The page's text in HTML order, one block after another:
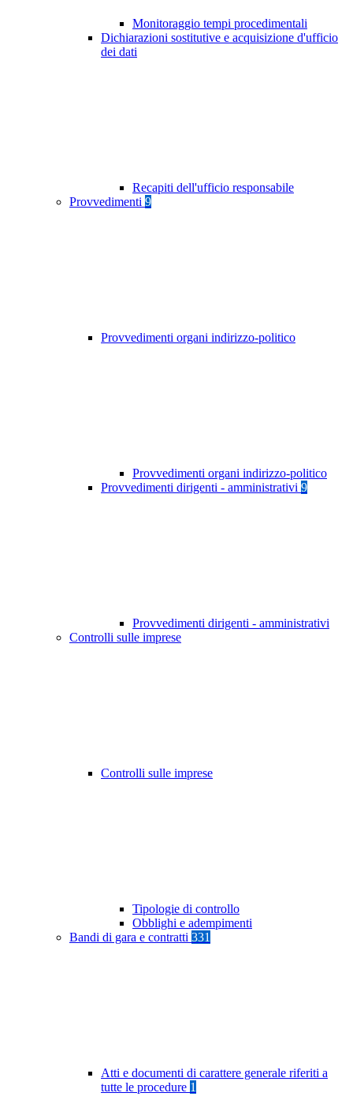
Monitoraggio tempi procedimentali
Dichiarazioni sostitutive e acquisizione d'ufficio
dei dati
Recapiti dell'ufficio responsabile
Provvedimenti 9
Provvedimenti organi indirizzo-politico
Provvedimenti organi indirizzo-politico
Provvedimenti dirigenti - amministrativi 9
Provvedimenti dirigenti - amministrativi
Controlli sulle imprese
Controlli sulle imprese
Tipologie di controllo
Obblighi e adempimenti
Bandi di gara e contratti 331
Atti e documenti di carattere generale riferiti a
tutte le procedure 1